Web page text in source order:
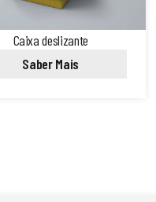
Caixa deslizante
Saber Mais